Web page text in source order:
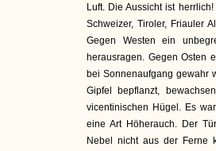
Luft. Die Aussicht ist
Schweizer, Tiroler, Friauler
Gegen Westen ein
herausragen. Gegen Osten
bei Sonnenaufgang gewahr
Gipfel bepflanzt,
vicentinischen Hügel. Es
eine Art Höherauch. Der
Nebel nicht aus der Ferne